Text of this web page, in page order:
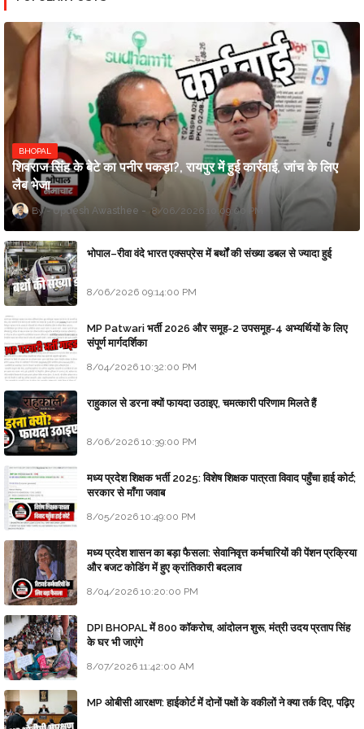
BHOPAL
शिवराज सिंह के बेटे का पनीर पकड़ा?, रायपुर में हुई कार्रवाई, जांच के लिए
लैब भेजा
Updesh Awasthee 8/06/2026 10:09:00 PM
भोपाल–रीवा वंदे भारत एक्सप्रेस में बर्थों की संख्या डबल से ज्यादा हुई
8/06/2026 09:14:00 PM
MP Patwari भर्ती 2026 और समूह-2 उपसमूह-4 अभ्यर्थियों के लिए
संपूर्ण मार्गदर्शिका
8/04/2026 10:32:00 PM
राहुकाल से डरना क्यों फायदा उठाइए, चमत्कारी परिणाम मिलते हैं
8/06/2026 10:39:00 PM
मध्य प्रदेश शिक्षक भर्ती 2025: विशेष शिक्षक पात्रता विवाद पहुँचा हाई कोर्ट;
सरकार से माँगा जवाब
8/05/2026 10:49:00 PM
मध्य प्रदेश शासन का बड़ा फैसला: सेवानिवृत्त कर्मचारियों की पेंशन प्रक्रिया
और बजट कोडिंग में हुए क्रांतिकारी बदलाव
8/04/2026 10:20:00 PM
DPI BHOPAL में 800 कॉकरोच, आंदोलन शुरू, मंत्री उदय प्रताप सिंह
के घर भी जाएंगे
8/07/2026 11:42:00 AM
MP ओबीसी आरक्षण: हाईकोर्ट में दोनों पक्षों के वकीलों ने क्या तर्क दिए, पढ़िए